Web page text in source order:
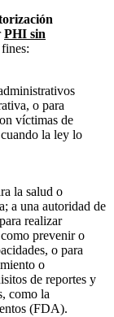
PHI sin
o para
víctimas de
la ley lo
la salud o
a una autoridad de
realizar
prevenir o
o para
o
de reportes y
como la
(FDA).